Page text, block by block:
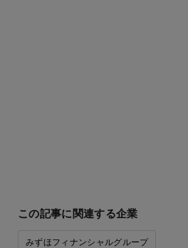
この記事に関連する企業
みずほフィナンシャルグループ